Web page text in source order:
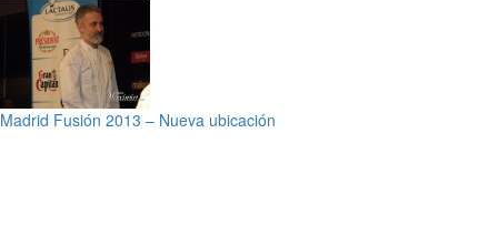
Madrid Fusión 2013 – Nueva ubicación